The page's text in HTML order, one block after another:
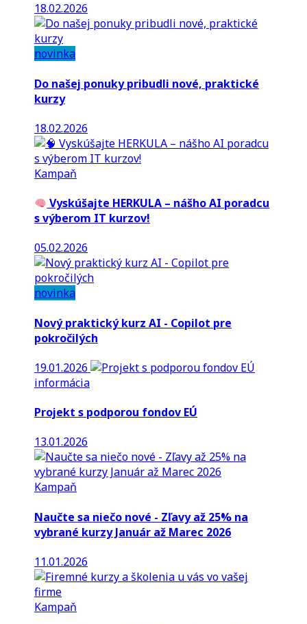
18.02.2026
novinka
Do našej ponuky pribudli nové, praktické
kurzy
18.02.2026
Kampaň
Vyskúšajte HERKULA – nášho AI poradcu
s výberom IT kurzov!
05.02.2026
novinka
Nový praktický kurz AI - Copilot pre
pokročilých
19.01.2026
informácia
Projekt s podporou fondov EÚ
13.01.2026
Kampaň
Naučte sa niečo nové - Zľavy až 25% na
vybrané kurzy Január až Marec 2026
11.01.2026
Kampaň